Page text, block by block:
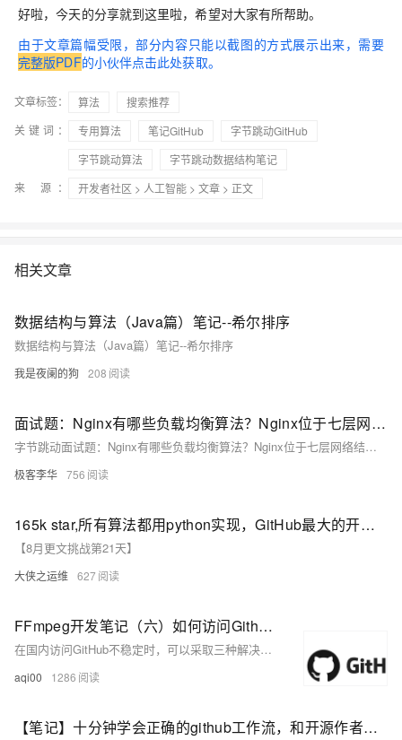
好啦，今天的分享就到这里啦，希望对大家有所帮助。
由于文章篇幅受限，部分内容只能以截图的方式展示出来，需要
完整版PDF的小伙伴点击此处获取。
文章标签： 算法
搜索推荐
关键词：
专用算法 笔记GitHub
字节跳动GitHub
字节跳动算法
字节跳动数据结构笔记
来 源：
开发者社区 > 人工智能 > 文章 > 正文
相关文章
数据结构与算法（Java篇）笔记--希尔排序
数据结构与算法（Java篇）笔记--希尔排序
我是夜阑的狗 208
面试题：Nginx有哪些负载均衡算法？Nginx位于七层网络结构中的哪一层？
字节跳动面试题：Nginx有哪些负载均衡算法？Nginx位于七层网络结构中的哪一层？
极客李华 756
165k star,所有算法都用python实现，GitHub最大的开源算法库，
【8月更文挑战第21天】
大侠之运维 627
FFmpeg开发笔记（六）如何访问Github下载FFmpeg源码
在国内访问GitHub不稳定时，可以采取三种解决方法。首先，通过网站(<https://ping.chinaz.com/github.com>)找到快速响应的GitHub IP，将其添加到本地hosts文件，然后刷新DNS缓存以正常访问。其次，使用代下载网站如(<https://d.serctl.com/>)下载GitHub上的压缩包。最后，可从国内镜像站点，如码云(<https://gitee.com/mirrors/ffmpeg>)，下载FFmpeg等开源代码。这些方法有助于绕过访问限制，确保FFmpeg学习与开发的顺利进行。
aqi00 1286
【笔记】十分钟学会正确的github工作流，和开源作者们使用同一套流程